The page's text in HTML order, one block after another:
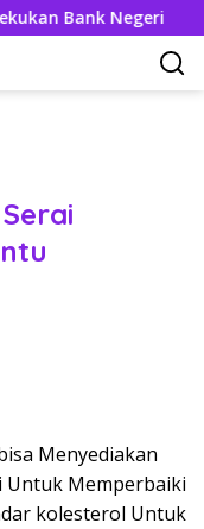
Bank Negeri
Menyediakan
Untuk Memperbaiki
kolesterol Untuk